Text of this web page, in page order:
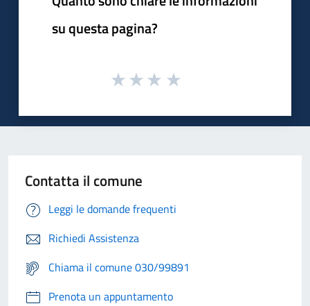
su questa pagina?
Contatta il comune
Leggi le domande frequenti
Richiedi Assistenza
Chiama il comune 030/99891
Prenota un appuntamento